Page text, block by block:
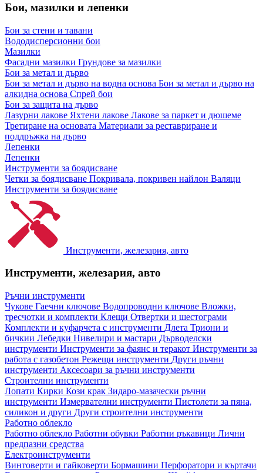
Бои, мазилки и лепенки
Бои за стени и тавани
Вододисперсионни бои
Мазилки
Фасадни мазилки Грундове за мазилки
Бои за метал и дърво
Бои за метал и дърво на водна основа Бои за метал и дърво на
алкидна основа Спрей бои
Бои за защита на дърво
Лазурни лакове Яхтени лакове Лакове за паркет и дюшеме
Третиране на основата Материали за реставриране и
поддръжка на дърво
Лепенки
Лепенки
Инструменти за боядисване
Четки за боядисване Покривала, покривен найлон Валяци
Инструменти за боядисване
Инструменти, железария, авто
Инструменти, железария, авто
Ръчни инструменти
Чукове Гаечни ключове Водопроводни ключове Вложки,
тресчотки и комплекти Клещи Отвертки и шестограми
Комплекти и куфарчета с инструменти Длета Триони и
бичкии Лебедки Нивелири и мастари Дърводелски
инструменти Инструменти за фаянс и теракот Инструменти за
работа с газобетон Режещи инструменти Други ръчни
инструменти Аксесоари за ръчни инструменти
Строителни инструменти
Лопати Кирки Кози крак Зидаро-мазачески ръчни
инструменти Измервателни инструменти Пистолети за пяна,
силикон и други Други строителни инструменти
Работно облекло
Работно облекло Работни обувки Работни ръкавици Лични
предпазни средства
Електроинструменти
Винтоверти и гайковерти Бормашини Перфоратори и къртачи